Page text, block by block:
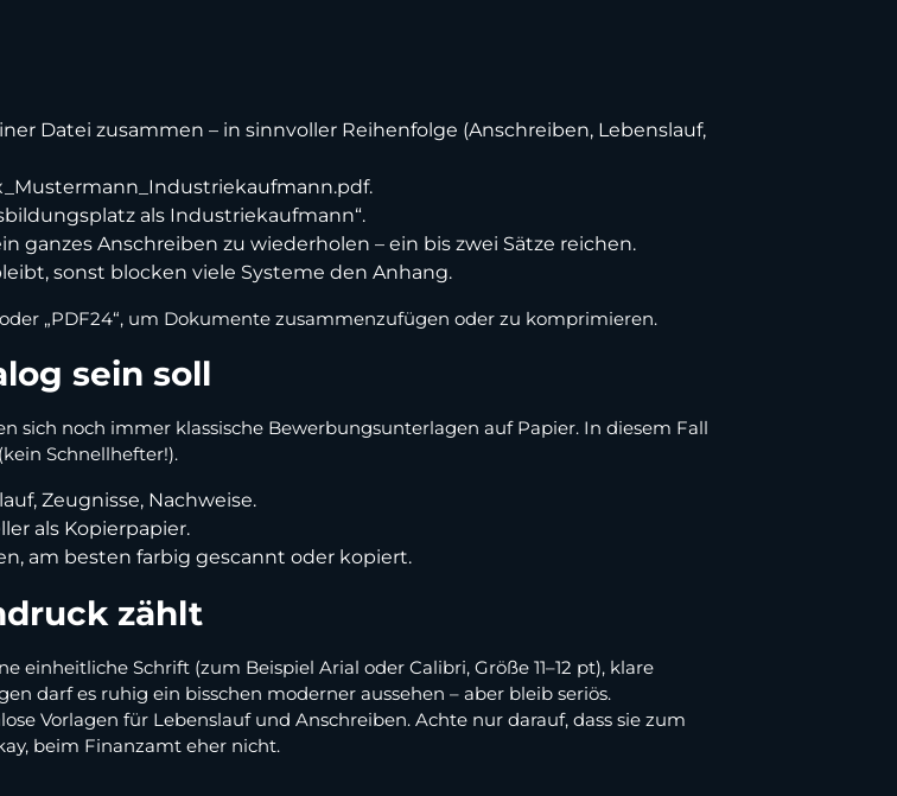
Datei zusammen – in sinnvoller Reihenfolge (Anschreiben, Lebenslauf,
als Industriekaufmann“.
ganzes Anschreiben zu wiederholen – ein bis zwei Sätze reichen.
sonst blocken viele Systeme den Anhang.
„PDF24“, um Dokumente zusammenzufügen oder zu komprimieren.
sein soll
sich noch immer klassische Bewerbungsunterlagen auf Papier. In diesem Fall
Schnellhefter!).
Zeugnisse, Nachweise.
als Kopierpapier.
am besten farbig gescannt oder kopiert.
zählt
Schrift (zum Beispiel Arial oder Calibri, Größe 11–12 pt), klare
darf es ruhig ein bisschen moderner aussehen – aber bleib seriös.
Vorlagen für Lebenslauf und Anschreiben. Achte nur darauf, dass sie zum
beim Finanzamt eher nicht.